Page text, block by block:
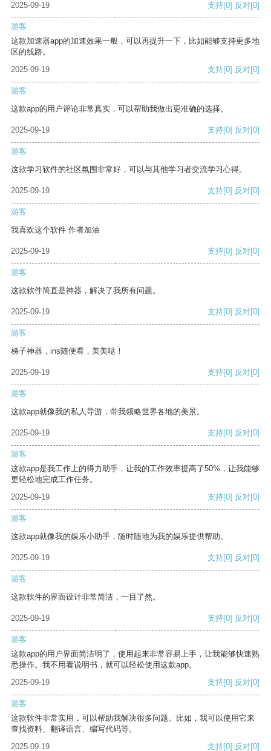
2025-09-19
支持[0] 反对[0]
游客
这款加速器app的加速效果一般，可以再提升一下，比如能够支持更多地
区的线路。
2025-09-19
支持[0] 反对[0]
游客
这款app的用户评论非常真实，可以帮助我做出更准确的选择。
2025-09-19 支持[0] 反对[0]
游客
这款学习软件的社区氛围非常好，可以与其他学习者交流学习心得。
2025-09-19 支持[0] 反对[0]
游客
我喜欢这个软件 作者加油
2025-09-19 支持[0] 反对[0]
游客
这款软件简直是神器，解决了我所有问题。
2025-09-19 支持[0] 反对[0]
游客
梯子神器，ins随便看，美美哒！
2025-09-19 支持[0] 反对[0]
游客
这款app就像我的私人导游，带我领略世界各地的美景。
2025-09-19 支持[0] 反对[0]
游客
这款app是我工作上的得力助手，让我的工作效率提高了50%，让我能够
更轻松地完成工作任务。
2025-09-19
支持[0] 反对[0]
游客
这款app就像我的娱乐小助手，随时随地为我的娱乐提供帮助。
2025-09-19 支持[0] 反对[0]
游客
这款软件的界面设计非常简洁，一目了然。
2025-09-19 支持[0] 反对[0]
游客
这款app的用户界面简洁明了，使用起来非常容易上手，让我能够快速熟
悉操作。我不用看说明书，就可以轻松使用这款app。
2025-09-19
支持[0] 反对[0]
游客
这款软件非常实用，可以帮助我解决很多问题。比如，我可以使用它来
查找资料、翻译语言、编写代码等。
2025-09-19
支持[0] 反对[0]